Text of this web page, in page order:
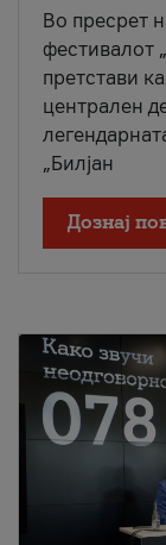
Во пресрет
фестивалот
претстави
централен
„Билјан
Дознај